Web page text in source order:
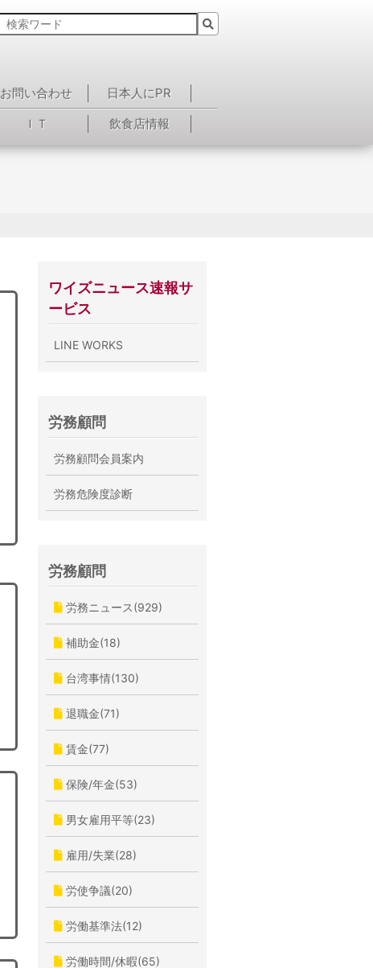
お問い合わせ
日本人にPR
ＩＴ 飲食店情報
ワイズニュース速報サ
ービス
LINE WORKS
労務顧問
労務顧問会員案内
労務危険度診断
労務顧問
労務ニュース(929)
補助金(18)
台湾事情(130)
退職金(71)
賃金(77)
保険/年金(53)
男女雇用平等(23)
雇用/失業(28)
労使争議(20)
労働基準法(12)
労働時間/休暇(65)